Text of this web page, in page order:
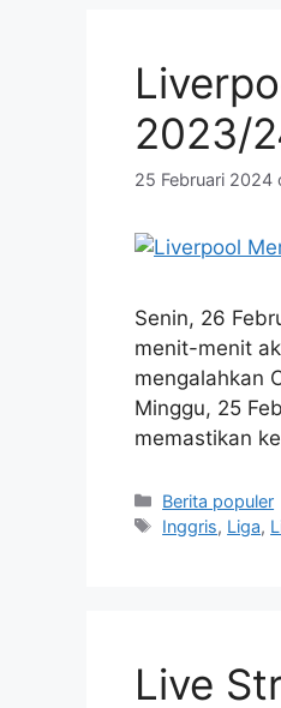
2023/
25 Februari 2024
Senin, 26
menit-menit
mengalahkan
Minggu, 25
memastikan
Kategori
Berita populer
Tag
Inggris, Liga,
Live